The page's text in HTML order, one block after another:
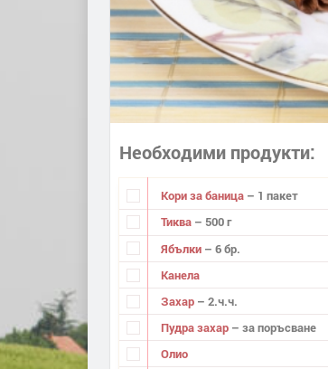
Необходими продукти
Кори за баница – 1 пакет
Тиква – 500 г
Ябълки – 6 бр.
Канела
Захар – 2.ч.ч.
Пудра захар – за поръсване
Олио